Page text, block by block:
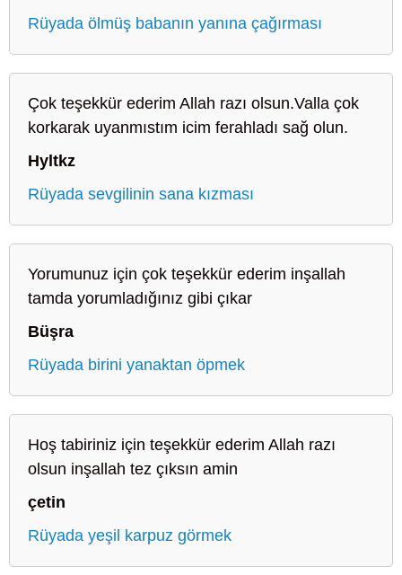
Rüyada ölmüş babanın yanına çağırması
Çok teşekkür ederim Allah razı olsun.Valla çok
korkarak uyanmıstım icim ferahladı sağ olun.
Hyltkz
Rüyada sevgilinin sana kızması
Yorumunuz için çok teşekkür ederim inşallah
tamda yorumladığınız gibi çıkar
Büşra
Rüyada birini yanaktan öpmek
Hoş tabiriniz için teşekkür ederim Allah razı
olsun inşallah tez çıksın amin
çetin
Rüyada yeşil karpuz görmek